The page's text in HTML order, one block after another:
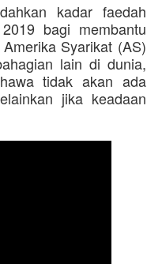
kadar faedah
bagi membantu
Syarikat (AS)
lain di dunia,
tidak akan ada
jika keadaan